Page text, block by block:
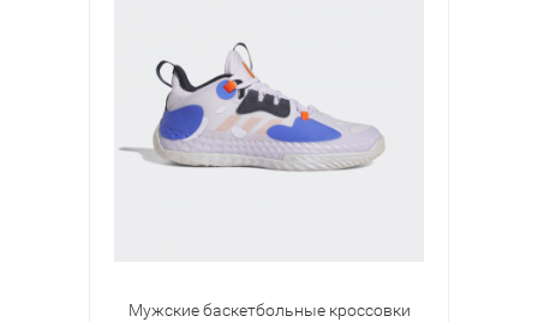
Мужские баскетбольные кроссовки